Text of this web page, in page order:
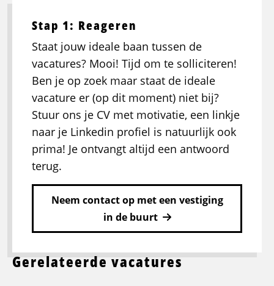
Stap 1: Reageren
Staat jouw ideale baan tussen de
vacatures? Mooi! Tijd om te solliciteren!
Ben je op zoek maar staat de ideale
vacature er (op dit moment) niet bij?
Stuur ons je CV met motivatie, een linkje
naar je Linkedin profiel is natuurlijk ook
prima! Je ontvangt altijd een antwoord
terug.
Neem contact op met een vestiging
in de buurt
Gerelateerde vacatures